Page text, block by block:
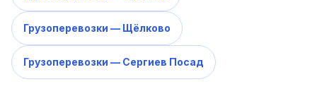
Грузоперевозки — Щёлково
Грузоперевозки — Сергиев Посад